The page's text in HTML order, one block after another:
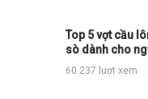
Top 5 vợt cầu
sò dành cho
đầu
60.237 lượt xem